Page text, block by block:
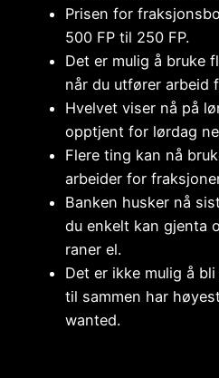
Prisen for
500 FP til 250 FP.
Det er mulig å bruke
når du utfører arbeid
Hvelvet viser nå på
opptjent for lørdag
Flere ting kan nå
arbeider for
Banken husker nå
du enkelt kan gjenta
raner el.
Det er ikke mulig å
til sammen har
wanted.